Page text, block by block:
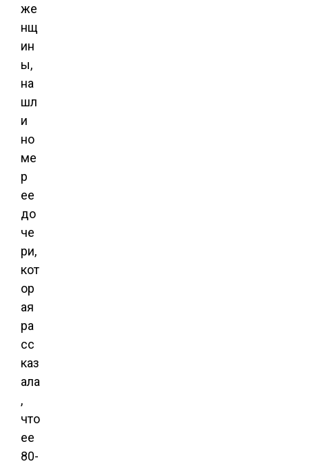
же
нщ
ин
ы,
на
шл
и
но
ме
р
ее
до
че
ри,
кот
ор
ая
ра
сс
каз
ала
,
что
ее
80-